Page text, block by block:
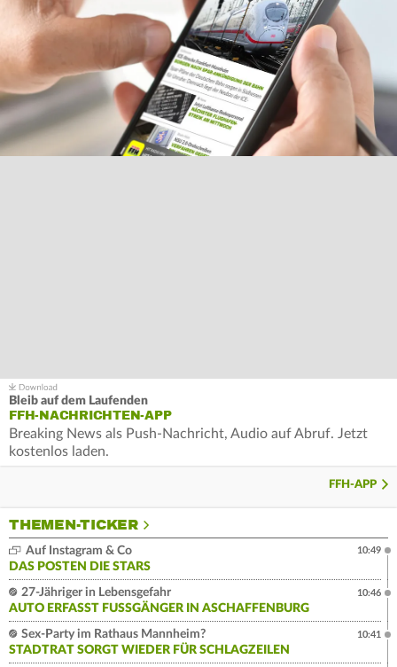
Bleib auf dem Laufenden
FFH-NACHRICHTEN-APP
Breaking News als Push-Nachricht, Audio auf Abruf. Jetzt
kostenlos laden.
FFH-APP
THEMEN-TICKER
Auf Instagram & Co
DAS POSTEN DIE STARS
10:49
27-Jähriger in Lebensgefahr
AUTO ERFASST FUSSGÄNGER IN ASCHAFFENBURG
10:46
Sex-Party im Rathaus Mannheim?
STADTRAT SORGT WIEDER FÜR SCHLAGZEILEN
10:41